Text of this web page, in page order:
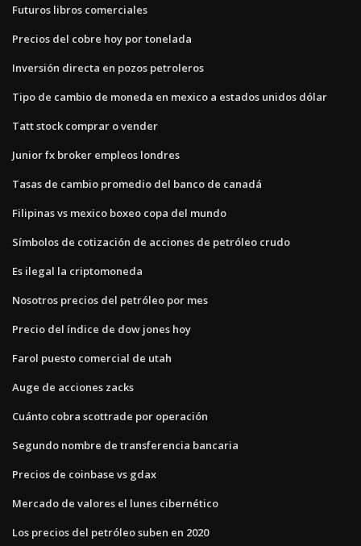
Futuros libros comerciales
Precios del cobre hoy por tonelada
Inversión directa en pozos petroleros
Tipo de cambio de moneda en mexico a estados unidos dólar
Tatt stock comprar o vender
Junior fx broker empleos londres
Tasas de cambio promedio del banco de canadá
Filipinas vs mexico boxeo copa del mundo
Símbolos de cotización de acciones de petróleo crudo
Es ilegal la criptomoneda
Nosotros precios del petróleo por mes
Precio del índice de dow jones hoy
Farol puesto comercial de utah
Auge de acciones zacks
Cuánto cobra scottrade por operación
Segundo nombre de transferencia bancaria
Precios de coinbase vs gdax
Mercado de valores el lunes cibernético
Los precios del petróleo suben en 2020